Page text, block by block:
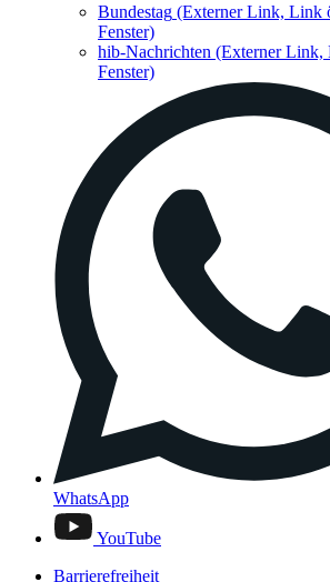
Bundestag (Externer Link, Link
Fenster)
hib-Nachrichten (Externer Link,
Fenster)
WhatsApp
YouTube
Barrierefreiheit